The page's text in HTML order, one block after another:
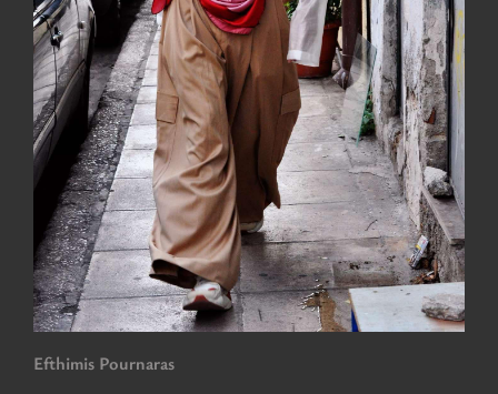
Efthimis Pournaras